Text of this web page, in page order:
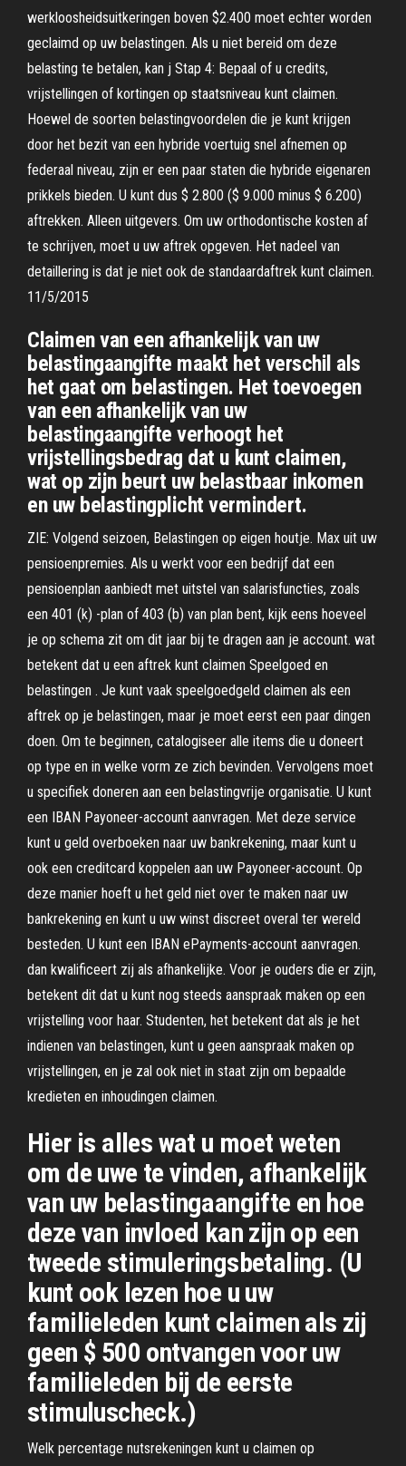
werkloosheidsuitkeringen boven $2.400 moet echter worden
geclaimd op uw belastingen. Als u niet bereid om deze
belasting te betalen, kan j Stap 4: Bepaal of u credits,
vrijstellingen of kortingen op staatsniveau kunt claimen.
Hoewel de soorten belastingvoordelen die je kunt krijgen
door het bezit van een hybride voertuig snel afnemen op
federaal niveau, zijn er een paar staten die hybride eigenaren
prikkels bieden. U kunt dus $ 2.800 ($ 9.000 minus $ 6.200)
aftrekken. Alleen uitgevers. Om uw orthodontische kosten af
te schrijven, moet u uw aftrek opgeven. Het nadeel van
detaillering is dat je niet ook de standaardaftrek kunt claimen.
11/5/2015
Claimen van een afhankelijk van uw
belastingaangifte maakt het verschil als
het gaat om belastingen. Het toevoegen
van een afhankelijk van uw
belastingaangifte verhoogt het
vrijstellingsbedrag dat u kunt claimen,
wat op zijn beurt uw belastbaar inkomen
en uw belastingplicht vermindert.
ZIE: Volgend seizoen, Belastingen op eigen houtje. Max uit uw
pensioenpremies. Als u werkt voor een bedrijf dat een
pensioenplan aanbiedt met uitstel van salarisfuncties, zoals
een 401 (k) -plan of 403 (b) van plan bent, kijk eens hoeveel
je op schema zit om dit jaar bij te dragen aan je account. wat
betekent dat u een aftrek kunt claimen Speelgoed en
belastingen . Je kunt vaak speelgoedgeld claimen als een
aftrek op je belastingen, maar je moet eerst een paar dingen
doen. Om te beginnen, catalogiseer alle items die u doneert
op type en in welke vorm ze zich bevinden. Vervolgens moet
u specifiek doneren aan een belastingvrije organisatie. U kunt
een IBAN Payoneer-account aanvragen. Met deze service
kunt u geld overboeken naar uw bankrekening, maar kunt u
ook een creditcard koppelen aan uw Payoneer-account. Op
deze manier hoeft u het geld niet over te maken naar uw
bankrekening en kunt u uw winst discreet overal ter wereld
besteden. U kunt een IBAN ePayments-account aanvragen.
dan kwalificeert zij als afhankelijke. Voor je ouders die er zijn,
betekent dit dat u kunt nog steeds aanspraak maken op een
vrijstelling voor haar. Studenten, het betekent dat als je het
indienen van belastingen, kunt u geen aanspraak maken op
vrijstellingen, en je zal ook niet in staat zijn om bepaalde
kredieten en inhoudingen claimen.
Hier is alles wat u moet weten
om de uwe te vinden, afhankelijk
van uw belastingaangifte en hoe
deze van invloed kan zijn op een
tweede stimuleringsbetaling. (U
kunt ook lezen hoe u uw
familieleden kunt claimen als zij
geen $ 500 ontvangen voor uw
familieleden bij de eerste
stimuluscheck.)
Welk percentage nutsrekeningen kunt u claimen op